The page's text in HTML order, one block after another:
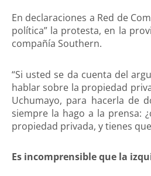
En declaraciones a Red de
política” la protesta, en la
compañía Southern.
“Si usted se da cuenta del
hablar sobre la propiedad
Uchumayo, para hacerla de
siempre la hago a la prensa:
propiedad privada, y tienes
Es incomprensible que la